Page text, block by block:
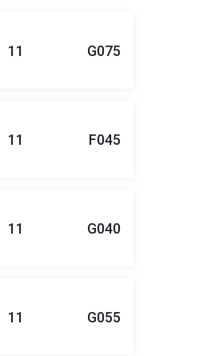
11 G075
11 F045
11 G040
11 G055